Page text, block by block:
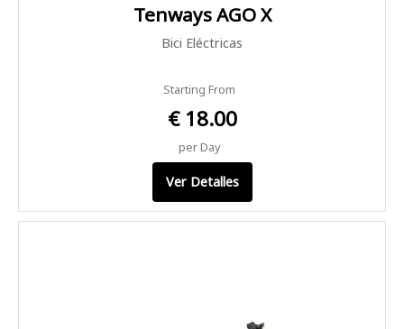
Tenways AGO X
Bici Eléctricas
Starting From
€ 18.00
per Day
Ver Detalles